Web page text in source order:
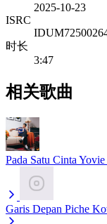
2025-10-23
ISRC
时长
3:47
相关歌曲
Pada Satu Cinta
Garis Depan Piche